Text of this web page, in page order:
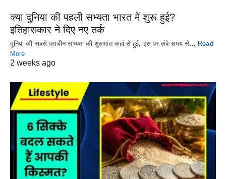
क्या दुनिया की पहली सभ्यता भारत में शुरू हुई?
इतिहासकार ने दिए नए तर्क
दुनिया की सबसे प्राचीन सभ्यता की शुरुआत कहां से हुई, इस पर लंबे समय से… Read
More
2 weeks ago